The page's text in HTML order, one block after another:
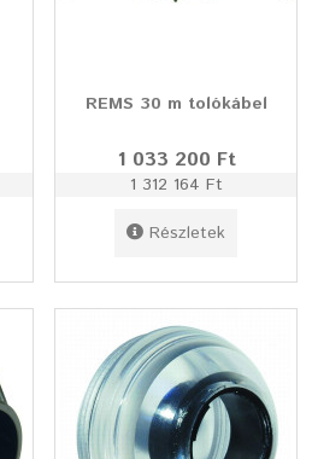
REMS 30 m tolókábel
1 033 200 Ft
1 312 164 Ft
Részletek